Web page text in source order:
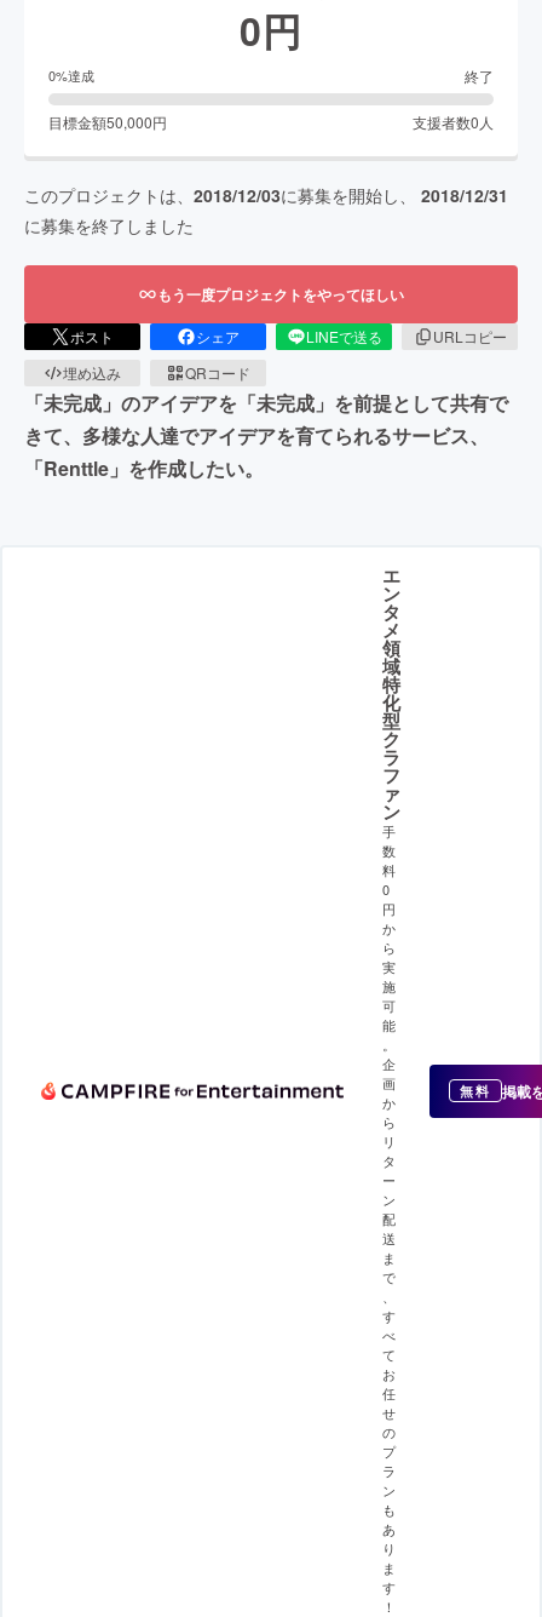
0円
0%達成 終了
目標金額50,000円 支援者数0 人
このプロジェクトは、 2018/12/03に募集を開始し、 2018/12/31
に募集を終了しました
もう一度プロジェクトをやってほしい
ポスト シェア LINEで送る
URLコピー
埋め込み
QRコード
「未完成」のアイデアを「未完成」を前提として共有で
きて、多様な人達でアイデアを育てられるサービス、
「Renttle」を作成したい。
エ
ン
タ
メ
領
域
特
化
型
ク
ラ
フ
ァ
ン
手
数
料
0
円
か
ら
実
施
可
能
企
画
か
ら
リ
タ
ー
ン
配
送
ま
で
す
べ
て
お
任
せ
の
プ
ラ
ン
も
あ
り
ま
す
！
無料 掲載